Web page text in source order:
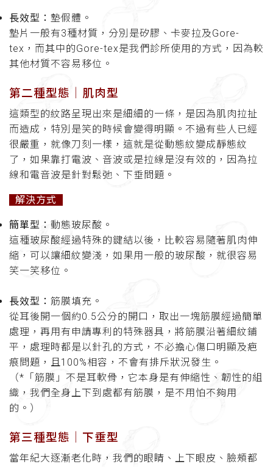
長效型： 墊假體。
墊片一般有3種材質，分別是矽膠、卡麥拉及Gore-
tex，而其中的Gore-tex是我們診所使用的方式，因為較
其他材質不容易移位。
第二種型態│ 肌肉型
這類型的紋路呈現出來是細細的一條，是因為肌肉拉扯
而造成，特別是笑的時候會變得明顯。不過有些人已經
很嚴重，就像刀刻一樣，這就是從動態紋變成靜態紋
了，如果靠打電波、音波或是拉線是沒有效的，因為拉
線和電音波是針對鬆弛、下垂問題。
解決方式
簡單型： 動態玻尿酸。
這種玻尿酸經過特殊的鍵結以後，比較容易隨著肌肉伸
縮，可以讓細紋變淺，如果用一般的玻尿酸，就很容易
笑一笑移位。
長效型： 筋膜填充。
從耳後開一個約0.5公分的開口，取出一塊筋膜經過簡單
處理，再用有申請專利的特殊器具，將筋膜沿著細紋鋪
平，處理時都是以針孔的方式，不必擔心傷口明顯及疤
痕問題，且100%相容，不會有排斥狀況發生。
（*「筋膜」不是耳軟骨，它本身是有伸縮性、韌性的組
織，我們全身上下到處都有筋膜，是不用怕不夠用
的。）
第三種型態│ 下垂型
當年紀大逐漸老化時，我們的眼睛、上下眼皮、臉頰都